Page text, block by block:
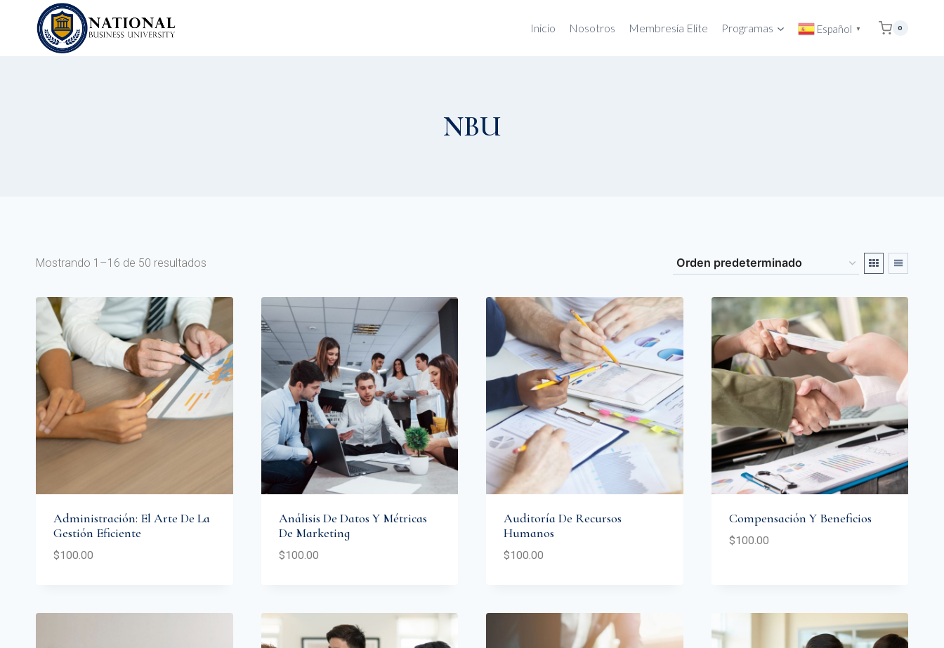
Inicio Nosotros Membresía Elite Programas Español ▼ 0
NBU
Mostrando 1–16 de 50 resultados
Administración: El Arte De La
Gestión Eficiente
$100.00
Análisis De Datos Y Métricas
De Marketing
$100.00
Auditoría De Recursos
Humanos
$100.00
Compensación Y Beneficios
$100.00